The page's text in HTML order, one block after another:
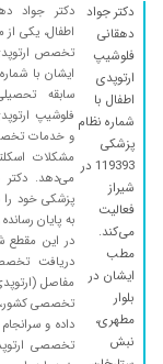
دکتر جواد
دهقانی
فلوشیپ
ارتوپدی
اطفال با
شماره نظام
پزشکی
119393 در
شیراز
فعالیت
می‌کند.
مطب
ایشان در
بلوار
مطهری،
نبش
دکتر جواد
اطفال، یکی
تخصص
سابقه
فلوشیپ
و خدمات
مشکلات
می‌دهد. دکتر
پزشکی خود را
به پایان
در این مقطع
دریافت
مفاصل
تخصصی کشور،
داده و
تخصصی